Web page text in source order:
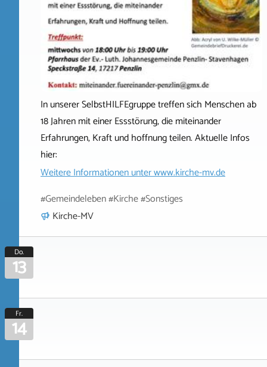
In unserer SelbstHILFEgruppe treffen sich Menschen ab
18 Jahren mit einer Essstörung, die miteinander
Erfahrungen, Kraft und hoffnung teilen. Aktuelle Infos
hier:
Weitere Informationen unterwww.kirche-mv.de
#Gemeindeleben #Kirche #Sonstiges
Kirche-MV
Do.
13
Fr.
14